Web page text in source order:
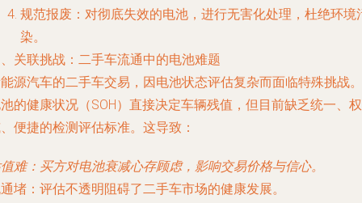
规范报废 ：对彻底失效的电池，进行无害化处理，杜绝环境
染。
关联挑战：二手车流通中的电池难题
源汽车的二手车交易，因电池状态评估复杂而面临特殊挑战。
的健康状况（SOH）直接决定车辆残值，但目前缺乏统一、权
便捷的检测评估标准。这导致：
难：买方对电池衰减心存顾虑，影响交易价格与信心。
堵 ：评估不透明阻碍了二手车市场的健康发展。